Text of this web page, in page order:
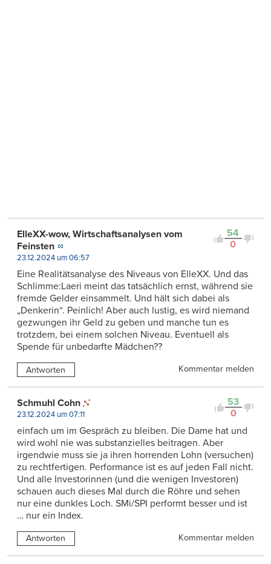
54
0
ElleXX-wow, Wirtschaftsanalysen vom
Feinsten
23.12.2024 um 06:57
Eine Realitätsanalyse des Niveaus von ElleXX. Und das
Schlimme:Laeri meint das tatsächlich ernst, während sie
fremde Gelder einsammelt. Und hält sich dabei als
„Denkerin“. Peinlich! Aber auch lustig, es wird niemand
gezwungen ihr Geld zu geben und manche tun es
trotzdem, bei einem solchen Niveau. Eventuell als
Spende für unbedarfte Mädchen??
Antworten Kommentar melden
53
0
Schmuhl Cohn
23.12.2024 um 07:11
einfach um im Gespräch zu bleiben. Die Dame hat und
wird wohl nie was substanzielles beitragen. Aber
irgendwie muss sie ja ihren horrenden Lohn (versuchen)
zu rechtfertigen. Performance ist es auf jeden Fall nicht.
Und alle Investorinnen (und die wenigen Investoren)
schauen auch dieses Mal durch die Röhre und sehen
nur eine dunkles Loch. SMi/SPI performt besser und ist
… nur ein Index.
Antworten Kommentar melden